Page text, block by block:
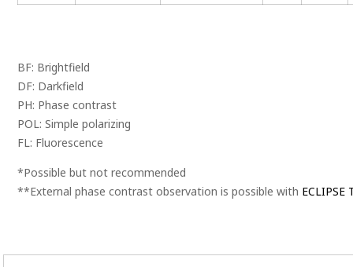
BF: Brightfield
DF: Darkfield
PH: Phase contrast
POL: Simple polarizing
FL: Fluorescence
*Possible but not recommended
**External phase contrast observation is possible with ECLIPSE